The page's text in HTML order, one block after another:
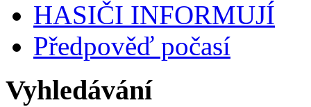
HASIČI INFORMUJÍ
Předpověď počasí
Vyhledávání